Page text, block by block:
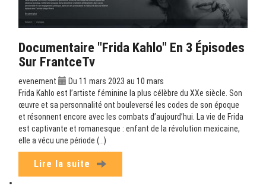
Documentaire "Frida Kahlo" En 3 Épisodes
Sur FrantceTv
evenement
Du 11 mars 2023 au 10 mars
Frida Kahlo est l’artiste féminine la plus célèbre du XXe siècle. Son
œuvre et sa personnalité ont bouleversé les codes de son époque
et résonnent encore avec les combats d’aujourd’hui. La vie de Frida
est captivante et romanesque : enfant de la révolution mexicaine,
elle a vécu une période (…)
Lire la suite